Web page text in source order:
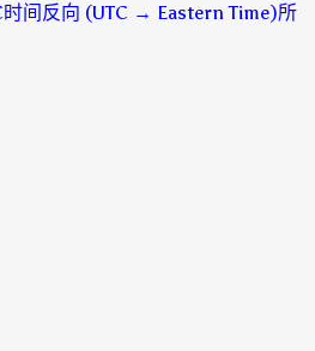
间反向 (UTC → Eastern Time)所